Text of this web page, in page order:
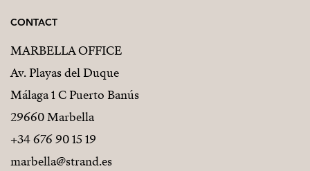
CONTACT
MARBELLA OFFICE
Av. Playas del Duque
Málaga 1 C Puerto Banús
29660 Marbella
+34 676 90 15 19
marbella@strand.es